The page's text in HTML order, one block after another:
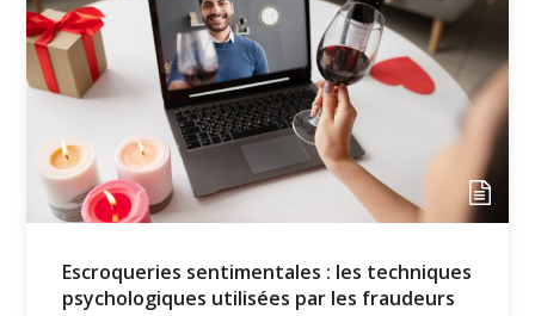
Escroqueries sentimentales : les techniques
psychologiques utilisées par les fraudeurs